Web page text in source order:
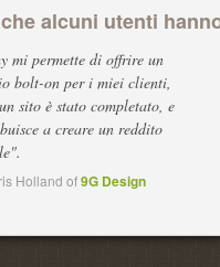
alcuni utenti
mi permette di offrire un
bolt-on per i miei clienti,
sito è stato completato, e
a creare un reddito
Holland of9G Design